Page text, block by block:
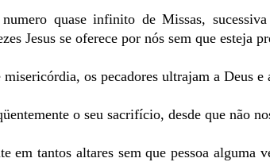
quase infinito de Missas,
Jesus se oferece por nós sem que esteja
os pecadores ultrajam a Deus e
o seu sacrifício, desde que não
em tantos altares sem que pessoa alguma